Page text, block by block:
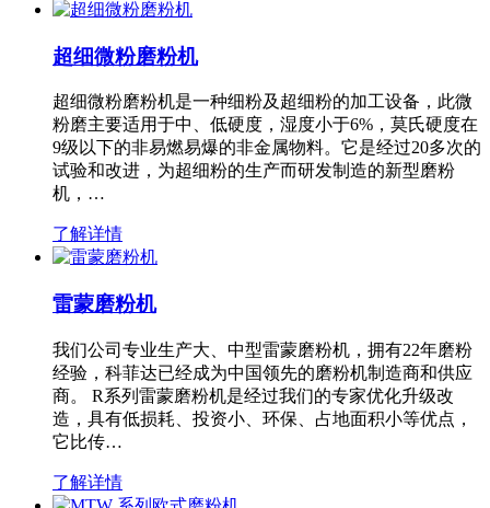
超细微粉磨粉机
超细微粉磨粉机是一种细粉及超细粉的加工设备，此微
粉磨主要适用于中、低硬度，湿度小于6%，莫氏硬度在
9级以下的非易燃易爆的非金属物料。它是经过20多次的
试验和改进，为超细粉的生产而研发制造的新型磨粉
机，…
了解详情
雷蒙磨粉机
我们公司专业生产大、中型雷蒙磨粉机，拥有22年磨粉
经验，科菲达已经成为中国领先的磨粉机制造商和供应
商。 R系列雷蒙磨粉机是经过我们的专家优化升级改
造，具有低损耗、投资小、环保、占地面积小等优点，
它比传…
了解详情